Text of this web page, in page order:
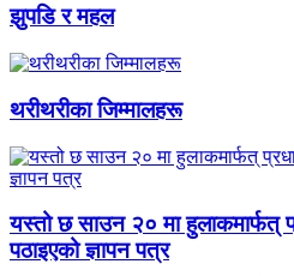
झुपडि र महल
थरीथरीका जिम्मालहरू
यस्तो छ साउन २० मा हुलाकमार्फत्
पठाइएको ज्ञापन पत्र